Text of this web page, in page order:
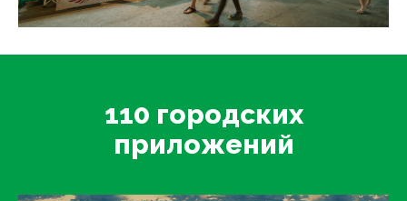
110 городских
приложений